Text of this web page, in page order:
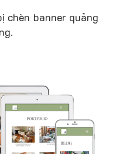
chèn banner quảng